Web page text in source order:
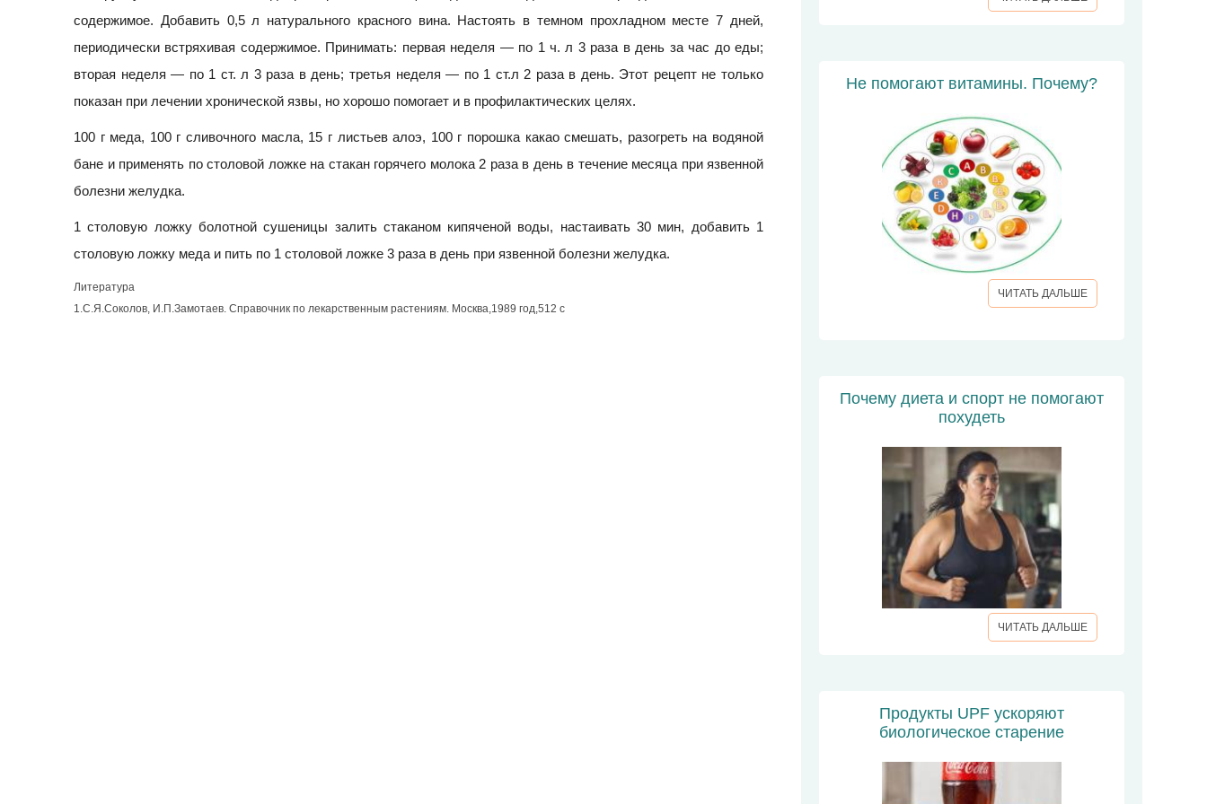
содержимое. Добавить 0,5 л натурального красного вина. Настоять в темном прохладном месте 7 дней,
периодически встряхивая содержимое. Принимать: первая неделя — по 1 ч. л 3 раза в день за час до еды;
вторая неделя — по 1 ст. л 3 раза в день; третья неделя — по 1 ст.л 2 раза в день. Этот рецепт не только
показан при лечении хронической язвы, но хорошо помогает и в профилактических целях.
100 г меда, 100 г сливочного масла, 15 г листьев алоэ, 100 г порошка какао смешать, разогреть на водяной
бане и применять по столовой ложке на стакан горячего молока 2 раза в день в течение месяца при язвенной
болезни желудка.
1 столовую ложку болотной сушеницы залить стаканом кипяченой воды, настаивать 30 мин, добавить 1
столовую ложку меда и пить по 1 столовой ложке 3 раза в день при язвенной болезни желудка.
Литература
1.С.Я.Соколов, И.П.Замотаев. Справочник по лекарственным растениям. Москва,1989 год,512 с
Не помогают витамины. Почему?
ЧИТАТЬ ДАЛЬШЕ
Почему диета и спорт не помогают
похудеть
ЧИТАТЬ ДАЛЬШЕ
Продукты UPF ускоряют
биологическое старение